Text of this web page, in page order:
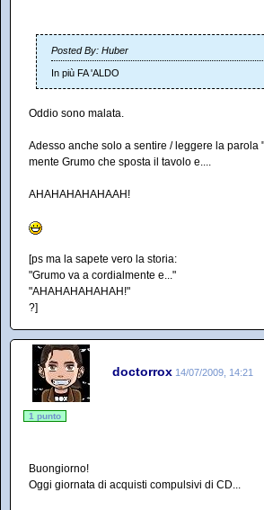
Posted By: Huber
In più FA 'ALDO
Oddio sono malata.
Adesso anche solo a sentire / leggere la parola
mente Grumo che sposta il tavolo e....
AHAHAHAHAHAAH!
[ps ma la sapete vero la storia:
"Grumo va a cordialmente e..."
"AHAHAHAHAHAH!"
?]
doctorrox 14/07/2009, 14:21
1 punto
Buongiorno!
Oggi giornata di acquisti compulsivi di CD...